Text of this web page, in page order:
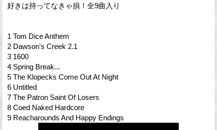
好きは持ってなきゃ損！全9曲入り
1 Tom Dice Anthem
2 Dawson's Creek 2.1
3 1600
4 Spring Break...
5 The Klopecks Come Out At Night
6 Untitled
7 The Patron Saint Of Losers
8 Coed Naked Hardcore
9 Reacharounds And Happy Endings